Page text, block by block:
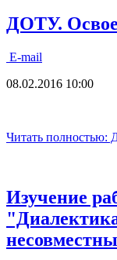
ДОТУ.
E-mail
08.02.2016 10:00
Читать полностью:
Изучение